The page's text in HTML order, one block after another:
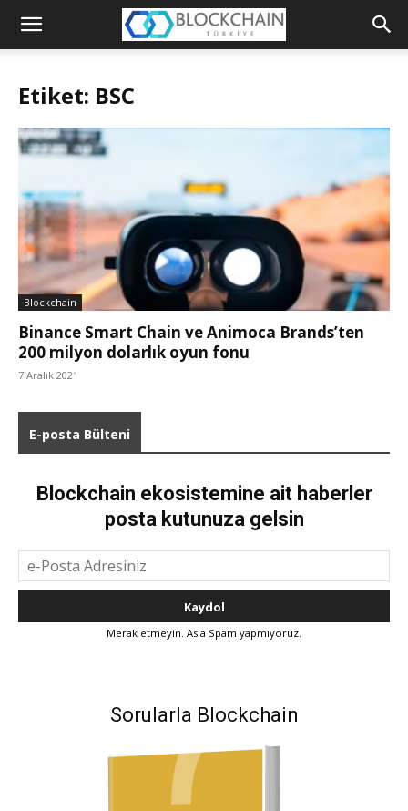
Blockchain
Etiket: BSC
Blockchain
Binance Smart Chain ve Animoca Brands’ten
200 milyon dolarlık oyun fonu
7 Aralık 2021
E-posta Bülteni
Blockchain ekosistemine ait haberler
posta kutunuza gelsin
Merak etmeyin. Asla Spam yapmıyoruz.
Sorularla Blockchain